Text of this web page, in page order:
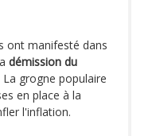
ont manifesté dans
démission du
grogne populaire
en place à la
l'inflation.